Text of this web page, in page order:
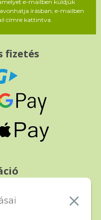
e-mailben küldjük
írásban, e-mailben
címre kattintva.
fizetés
visszáru